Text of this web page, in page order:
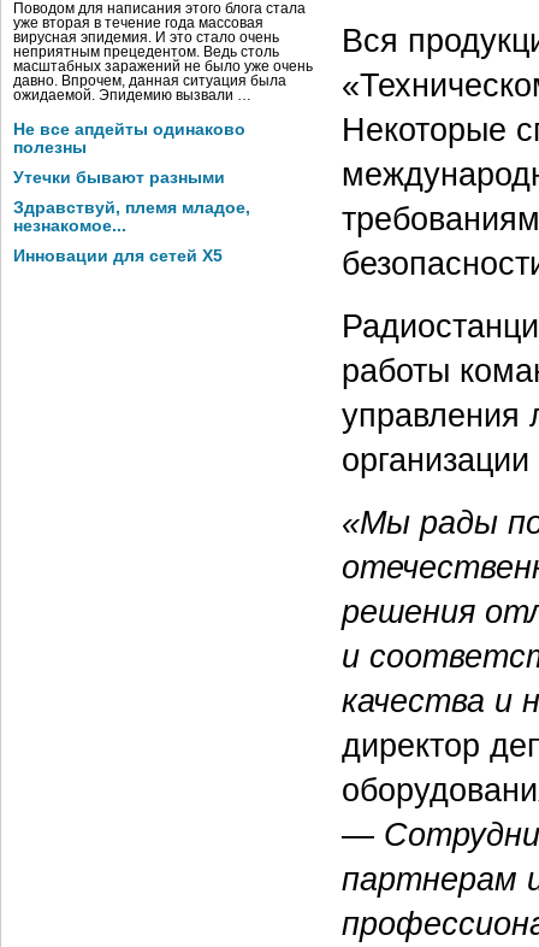
Поводом для написания этого блога стала
уже вторая в течение года массовая
вирусная эпидемия. И это стало очень
неприятным прецедентом. Ведь столь
масштабных заражений не было уже очень
давно. Впрочем, данная ситуация была
ожидаемой. Эпидемию вызвали …
Не все апдейты одинаково
полезны
Утечки бывают разными
Здравствуй, племя младое,
незнакомое...
Инновации для сетей X5
Вся
Некоторые
работы
управления
«Мы рады
решения
и
качества и
директор
—
партнерам